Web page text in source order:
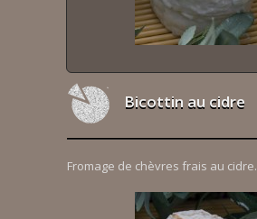
Bicottin au cidre
Fromage de chèvres frais au cidre.